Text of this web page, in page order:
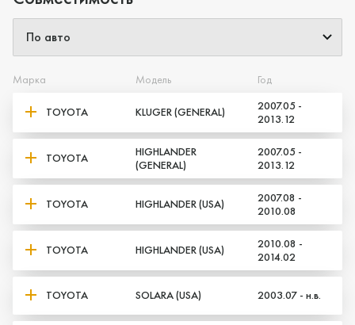
Да, верно Нет, выбрать другой
Марка Модель Год
TOYOTA KLUGER (GENERAL)
2007.05 -
2013.12
TOYOTA
HIGHLANDER
(GENERAL)
2007.05 -
2013.12
TOYOTA HIGHLANDER (USA)
2007.08 -
2010.08
TOYOTA HIGHLANDER (USA)
2010.08 -
2014.02
TOYOTA SOLARA (USA) 2003.07 - н.в.